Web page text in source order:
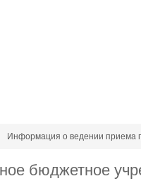
Информация о ведении приема
бюджетное